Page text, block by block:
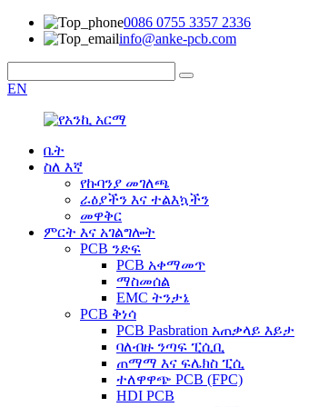
0086 0755 3357 2336
info@anke-pcb.com
EN
ቤት
ስለ እኛ
የኩባንያ መገለጫ
ራዕያችን እና ተልእኳችን
መዋቅር
ምርት እና አገልግሎት
PCB ንድፍ
PCB አቀማመጥ
ማስመሰል
EMC ትንታኔ
PCB ቅነሳ
PCB Pasbration አጠቃላይ እይታ
ባለብዙ ንጣፍ ፒሲቢ
ጠማማ እና ፍሌክስ ፒሲ
ተለዋዋጭ PCB (FPC)
HDI PCB